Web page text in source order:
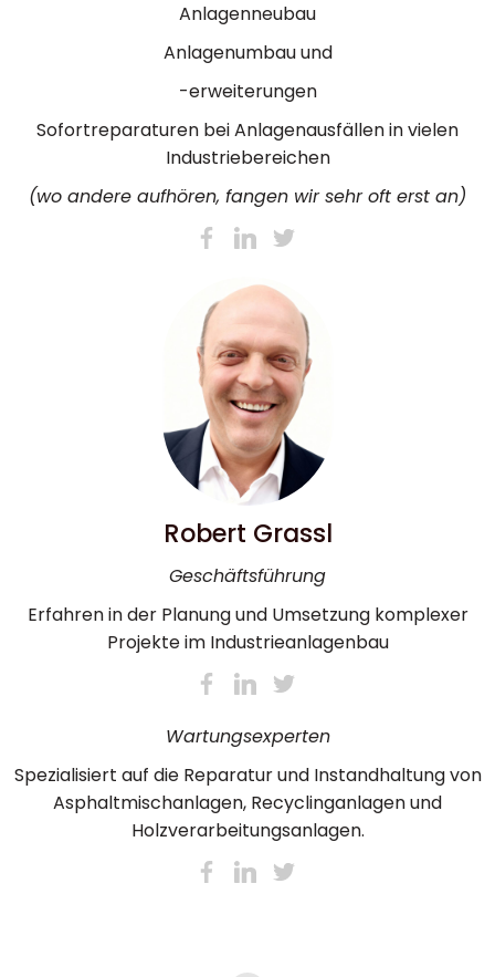
Anlagenneubau
Anlagenumbau und
-erweiterungen
Sofortreparaturen bei Anlagenausfällen in vielen
Industriebereichen
(wo andere aufhören, fangen wir sehr oft erst an)
Robert Grassl
Geschäftsführung
Erfahren in der Planung und Umsetzung komplexer
Projekte im Industrieanlagenbau
Wartungsexperten
Spezialisiert auf die Reparatur und Instandhaltung von
Asphaltmischanlagen, Recyclinganlagen und
Holzverarbeitungsanlagen.